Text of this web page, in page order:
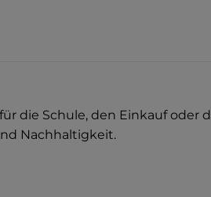
die Schule, den Einkauf oder
Nachhaltigkeit.